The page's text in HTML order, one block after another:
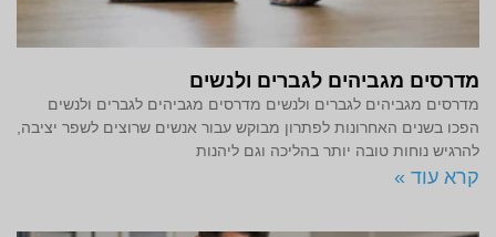
מדרסים מגביהים לגברים ולנשים
מדרסים מגביהים לגברים ולנשים מדרסים מגביהים לגברים ולנשים
הפכו בשנים האחרונות לפתרון מבוקש עבור אנשים שרוצים לשפר יציבה,
להרגיש נוחות טובה יותר בהליכה וגם ליהנות
קרא עוד »